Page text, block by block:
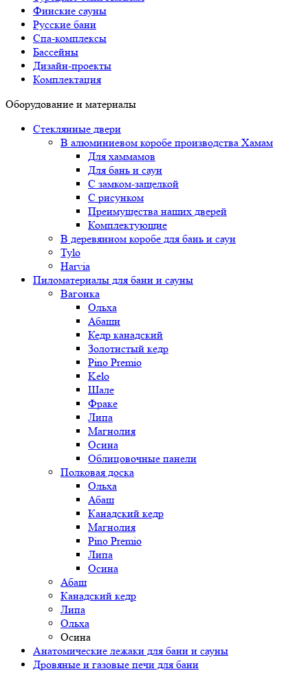
Финские сауны
Русские бани
Спа-комплексы
Бассейны
Дизайн-проекты
Комплектация
Оборудование и материалы
Стеклянные двери
В алюминиевом коробе производства Хамам
Для хаммамов
Для бань и саун
С замком-защелкой
С рисунком
Преимущества наших дверей
Комплектующие
В деревянном коробе для бань и саун
Tylo
Harvia
Пиломатериалы для бани и сауны
Вагонка
Ольха
Абаши
Кедр канадский
Золотистый кедр
Pino Premio
Kelo
Шале
Фраке
Липа
Магнолия
Осина
Облицовочные панели
Полковая доска
Ольха
Абаш
Канадский кедр
Магнолия
Pino Premio
Липа
Осина
Абаш
Канадский кедр
Липа
Ольха
Осина
Анатомические лежаки для бани и сауны
Дровяные и газовые печи для бани